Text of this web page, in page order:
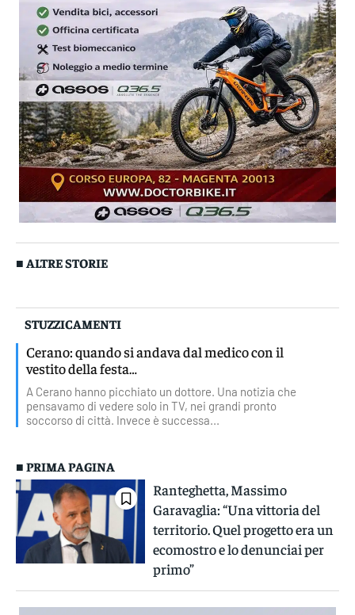
■ ALTRE STORIE
STUZZICAMENTI
Cerano: quando si andava dal medico con il
vestito della festa…
A Cerano hanno picchiato un dottore. Una notizia che
pensavamo di vedere solo in TV, nei grandi pronto
soccorso di città. Invece è successa...
■ PRIMA PAGINA
Ranteghetta, Massimo
Garavaglia: “Una vittoria del
territorio. Quel progetto era un
ecomostro e lo denunciai per
primo”